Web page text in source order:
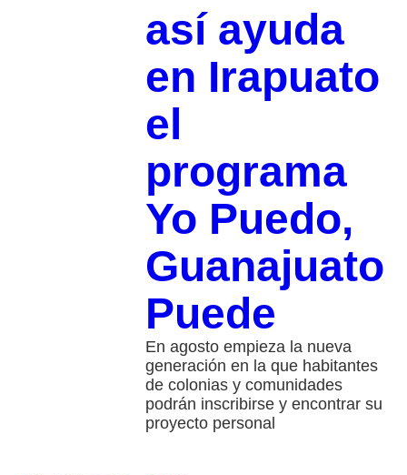
así ayuda
en Irapuato
el
programa
Yo Puedo,
Guanajuato
Puede
En agosto empieza la nueva
generación en la que habitantes
de colonias y comunidades
podrán inscribirse y encontrar su
proyecto personal